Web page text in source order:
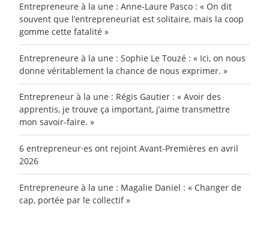
Entrepreneure à la une : Anne-Laure Pasco : « On dit
souvent que l’entrepreneuriat est solitaire, mais la coop
gomme cette fatalité »
Entrepreneure à la une : Sophie Le Touzé : « Ici, on nous
donne véritablement la chance de nous exprimer. »
Entrepreneur à la une : Régis Gautier : « Avoir des
apprentis, je trouve ça important, j’aime transmettre
mon savoir-faire. »
6 entrepreneur·es ont rejoint Avant-Premières en avril
2026
Entrepreneure à la une : Magalie Daniel : « Changer de
cap, portée par le collectif »